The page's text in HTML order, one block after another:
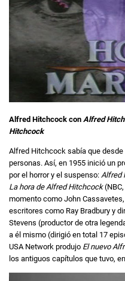
Alfred Hitchcock con Alfred
Hitchcock
Alfred Hitchcock sabía que
personas. Así, en 1955 inició un
por el horror y el suspenso: Alfred
La hora de Alfred Hitchcock(NBC,
momento como John
escritores como Ray Bradbury y
Stevens (productor de otra
a él mismo (dirigió en total 17
USA Network produjo El nuevo
los antiguos capítulos que tuvo,